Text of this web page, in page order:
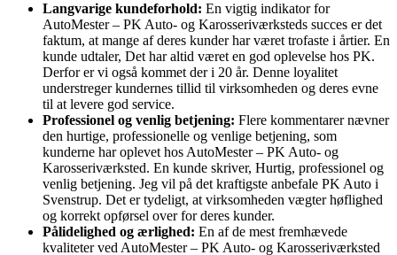
Langvarige kundeforhold: En vigtig indikator for
AutoMester – PK Auto- og Karosseriværksteds succes er det
faktum, at mange af deres kunder har været trofaste i årtier. En
kunde udtaler, Det har altid været en god oplevelse hos PK.
Derfor er vi også kommet der i 20 år. Denne loyalitet
understreger kundernes tillid til virksomheden og deres evne
til at levere god service.
Professionel og venlig betjening: Flere kommentarer nævner
den hurtige, professionelle og venlige betjening, som
kunderne har oplevet hos AutoMester – PK Auto- og
Karosseriværksted. En kunde skriver, Hurtig, professionel og
venlig betjening. Jeg vil på det kraftigste anbefale PK Auto i
Svenstrup. Det er tydeligt, at virksomheden vægter høflighed
og korrekt opførsel over for deres kunder.
Pålidelighed og ærlighed: En af de mest fremhævede
kvaliteter ved AutoMester – PK Auto- og Karosseriværksted